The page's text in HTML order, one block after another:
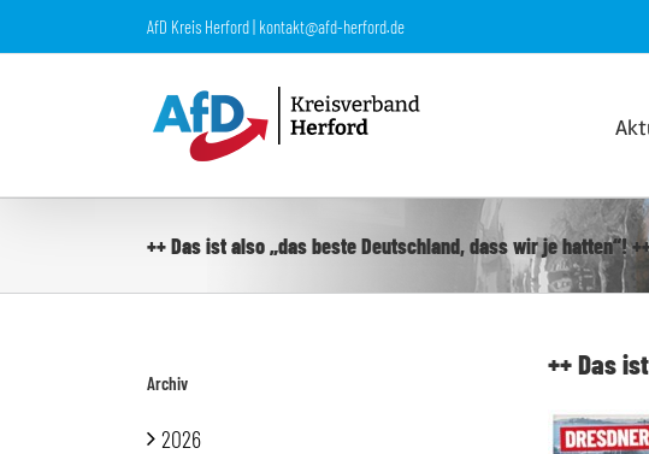
Inhalt
AfD Kreis Herford | kontakt@afd-herford.de
++ Das ist also „das beste Deutschland, dass wir je hatten“!
++ Das
Archiv
2026